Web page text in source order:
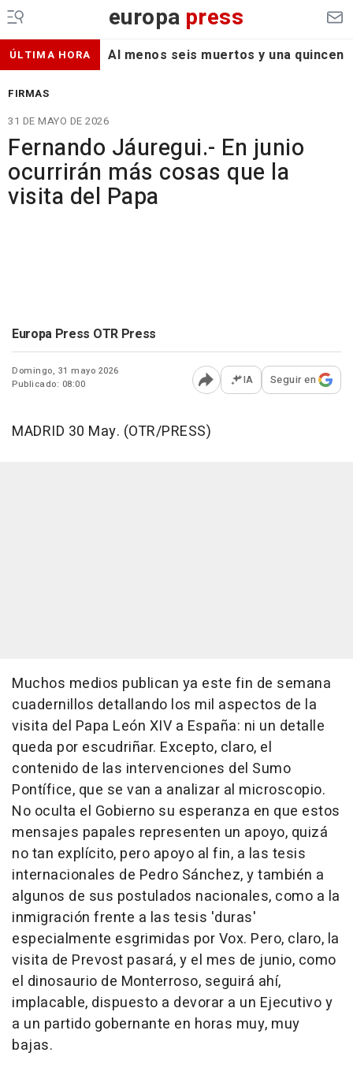
europa press
ÚLTIMA HORA Al menos seis muertos y una
FIRMAS
31 DE MAYO DE 2026
Fernando Jáuregui.- En junio
ocurrirán más cosas que la
visita del Papa
Europa Press OTR Press
Domingo, 31 mayo 2026
Publicado: 08:00
Abrir opciones para
IA Seguir en
MADRID 30 May. (OTR/PRESS)
Muchos medios publican ya este fin de semana
cuadernillos detallando los mil aspectos de la
visita del Papa León XIV a España: ni un detalle
queda por escudriñar. Excepto, claro, el
contenido de las intervenciones del Sumo
Pontífice, que se van a analizar al microscopio.
No oculta el Gobierno su esperanza en que estos
mensajes papales representen un apoyo, quizá
no tan explícito, pero apoyo al fin, a las tesis
internacionales de Pedro Sánchez, y también a
algunos de sus postulados nacionales, como a la
inmigración frente a las tesis 'duras'
especialmente esgrimidas por Vox. Pero, claro, la
visita de Prevost pasará, y el mes de junio, como
el dinosaurio de Monterroso, seguirá ahí,
implacable, dispuesto a devorar a un Ejecutivo y
a un partido gobernante en horas muy, muy
bajas.